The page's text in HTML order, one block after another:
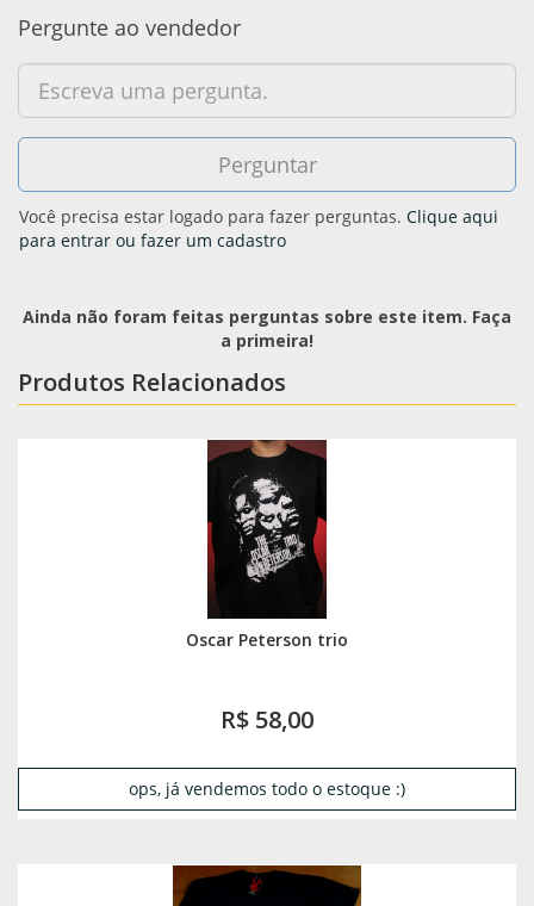
Pergunte ao vendedor
Você precisa estar logado para fazer perguntas. Clique aqui
para entrar ou fazer um cadastro
Ainda não foram feitas perguntas sobre este item. Faça
a primeira!
Produtos Relacionados
Oscar Peterson trio
R$ 58,00
ops, já vendemos todo o estoque :)